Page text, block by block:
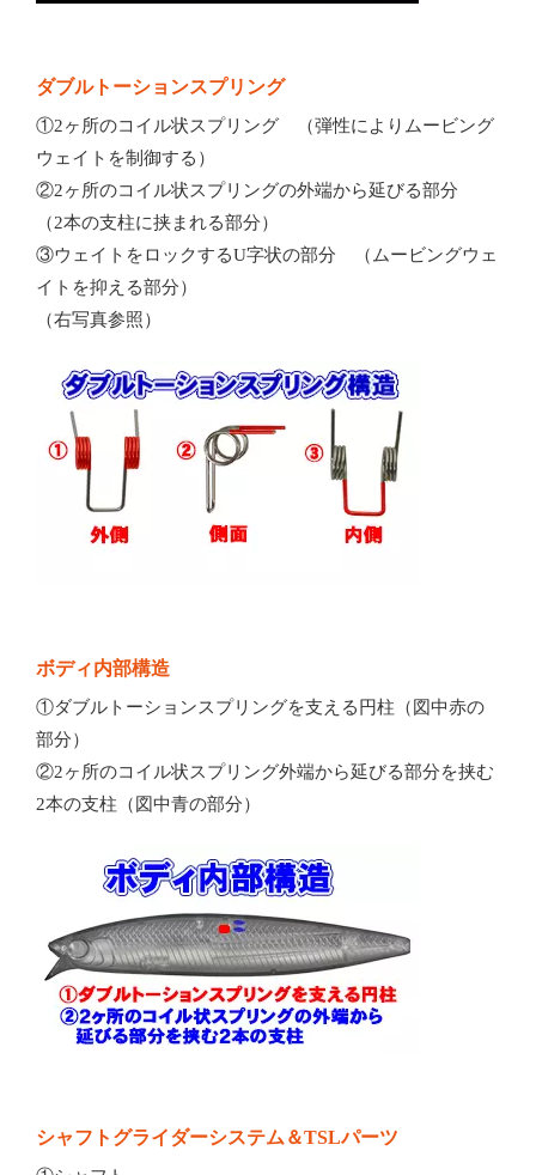
ダブルトーションスプリング
①2ヶ所のコイル状スプリング （弾性によりムービング
ウェイトを制御する）
②2ヶ所のコイル状スプリングの外端から延びる部分
（2本の支柱に挟まれる部分）
③ウェイトをロックするU字状の部分 （ムービングウェ
イトを抑える部分）
（右写真参照）
ボディ内部構造
①ダブルトーションスプリングを支える円柱（図中赤の
部分）
②2ヶ所のコイル状スプリング外端から延びる部分を挟む
2本の支柱（図中青の部分）
シャフトグライダーシステム＆TSLパーツ